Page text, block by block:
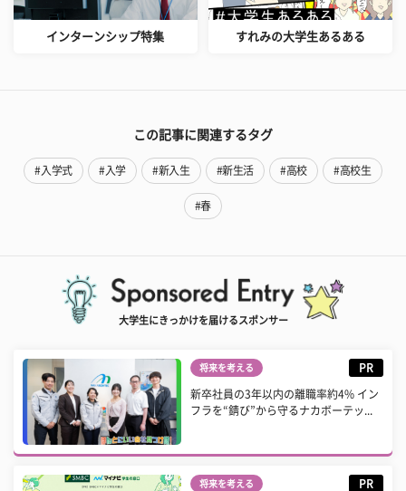
インターンシップ特集 すれみの大学生あるある
この記事に関連するタグ
#入学式 #入学 #新入生 #新生活 #高校 #高校生
#春
大学生にきっかけを届けるスポンサー
将来を考える PR
新卒社員の3年以内の離職率約4% イン
フラを“錆び”から守るナカボーテッ...
将来を考える PR